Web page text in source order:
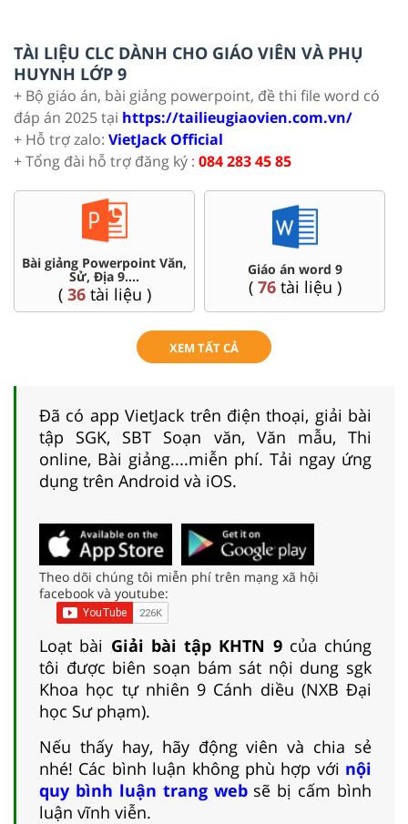
TÀI LIỆU CLC DÀNH CHO GIÁO VIÊN VÀ PHỤ
HUYNH LỚP 9
+ Bộ giáo án, bài giảng powerpoint, đề thi file word có
đáp án 2025 tại https://tailieugiaovien.com.vn/
+ Hỗ trợ zalo: VietJack Official
+ Tổng đài hỗ trợ đăng ký : 084 283 45 85
Chuyên đề dạy thêm Toán,
Lí, Hóa ...9
(77 tài liệu )
Đề thi HSG 9
(9tài liệu )
XEM TẤT CẢ
Đã có app VietJack trên điện thoại, giải bài
tập SGK, SBT Soạn văn, Văn mẫu, Thi
online, Bài giảng....miễn phí. Tải ngay ứng
dụng trên Android và iOS.
Theo dõi chúng tôi miễn phí trên mạng xã hội
facebook và youtube:
Loạt bài Giải bài tập KHTN 9của chúng
tôi được biên soạn bám sát nội dung sgk
Khoa học tự nhiên 9 Cánh diều (NXB Đại
học Sư phạm).
Nếu thấy hay, hãy động viên và chia sẻ
nhé! Các bình luận không phù hợp với nội
quy bình luận trang websẽ bị cấm bình
luận vĩnh viễn.